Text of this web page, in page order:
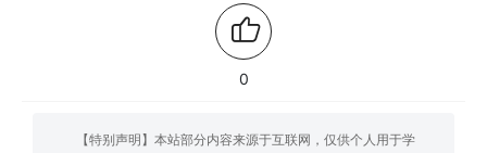
0
【特别声明】本站部分内容来源于互联网，仅供个人用于学